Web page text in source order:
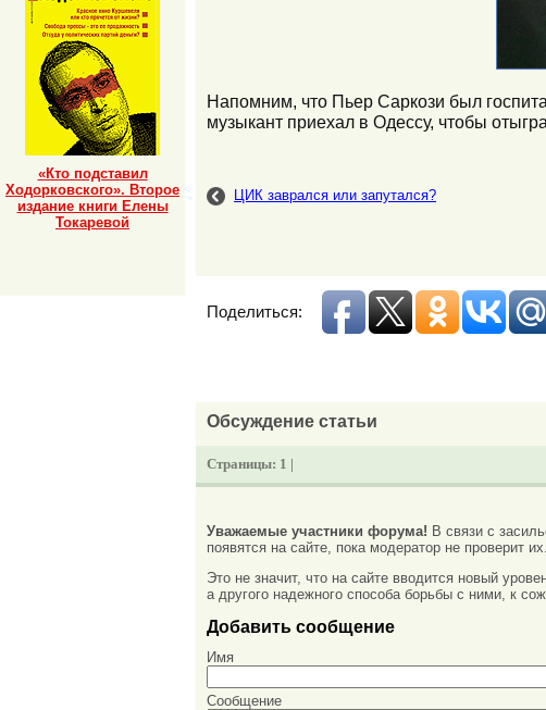
Напомним, что Пьер Саркози был
музыкант приехал в Одессу, чтобы
ЦИК заврался или запутался?
Поделиться:
Обсуждение статьи
Страницы: 1 |
Уважаемые участники форума! В связи с
появятся на сайте, пока модератор не проверит их.
Это не значит, что на сайте вводится новый
а другого надежного способа борьбы с ними, к
Добавить сообщение
Имя
Сообщение
«Кто подставил
Ходорковского». Второе
издание книги Елены
Токаревой